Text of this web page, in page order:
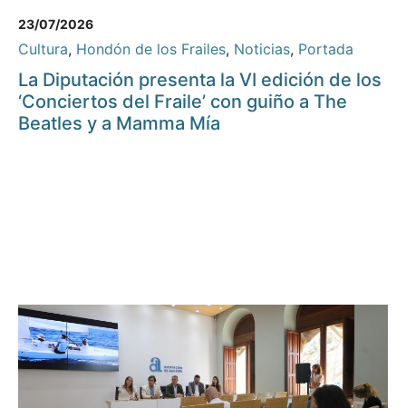
23/07/2026
Cultura, Hondón de los Frailes, Noticias, Portada
La Diputación presenta la VI edición de los
‘Conciertos del Fraile’ con guiño a The
Beatles y a Mamma Mía